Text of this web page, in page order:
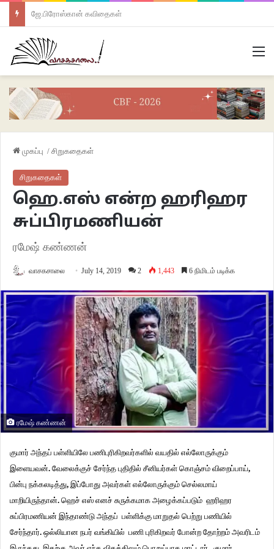
ஜே.பிரோஸ்கான் கவிதைகள்
முகப்பு / சிறுகதைகள்
சிறுகதைகள்
ஹெ.எஸ் என்ற ஹரிஹர
சுப்பிரமணியன்
ரமேஷ் கண்ணன்
வாசகசாலை July 14, 2019 2 1,443 6 நிமிடம் படிக்க
ரமேஷ் கண்ணன்
குமார் அந்தப் பள்ளியிலே பணிபுரிகிறவர்களில் வயதில் எல்லோருக்கும்
இளையவன். வேலைக்குச் சேர்ந்த புதிதில் சீனியர்கள் கொஞ்சம் விறைப்பாய்,
பின்பு நக்கலடித்து, இப்போது அவர்கள் எல்லோருக்கும் செல்லமாய்
மாறியிருந்தான். ஹெச் எஸ் எனச் சுருக்கமாக அழைக்கப்படும் ஹரிஹர
சுப்பிரமணியன் இந்தாண்டு அந்தப் பள்ளிக்கு மாறுதல் பெற்று பணியில்
சேர்ந்தார். ஒல்லியான நபர் வங்கியில் பணி புரிகிறவர் போன்ற தோற்றம் அவரிடம்